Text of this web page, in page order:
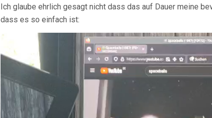
Ich glaube ehrlich gesagt nicht dass das auf Dauer meine
dass es so einfach ist: